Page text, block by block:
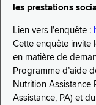
les prestations
Lien vers l’enquête :
Cette enquête invite
en matière de
Programme d’aide
Nutrition Assistance
Assistance, PA) et